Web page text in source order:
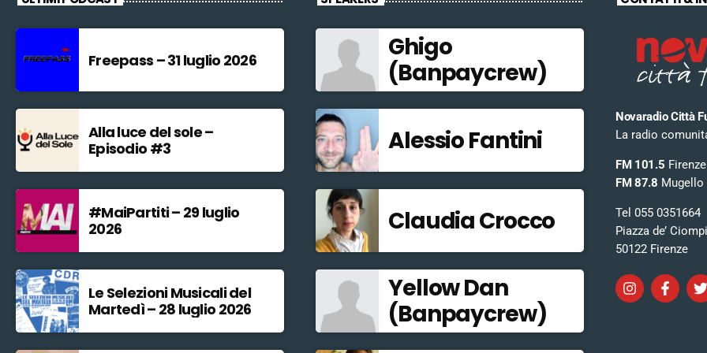
Freepass – 31 luglio 2026
Alla luce del sole –
Episodio #3
#MaiPartiti – 29 luglio
2026
Le Selezioni Musicali del
Martedì – 28 luglio 2026
Ghigo
(Banpaycrew)
Alessio Fantini
Claudia Crocco
Yellow Dan
(Banpaycrew)
Novaradio Città
La radio
FM 101.5
FM 87.8 Mugello
Tel 055 0351664
Piazza de’
50122 Firenze